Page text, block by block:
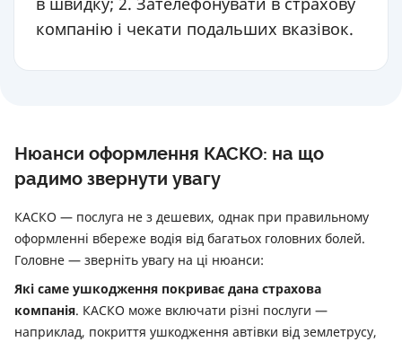
компанію і чекати подальших вказівок.
Нюанси оформлення КАСКО: на що
радимо звернути увагу
КАСКО — послуга не з дешевих, однак при правильному
оформленні вбереже водія від багатьох головних болей.
Головне — зверніть увагу на ці нюанси:
Які саме ушкодження покриває дана страхова
компанія. КАСКО може включати різні послуги —
наприклад, покриття ушкодження автівки від землетрусу,